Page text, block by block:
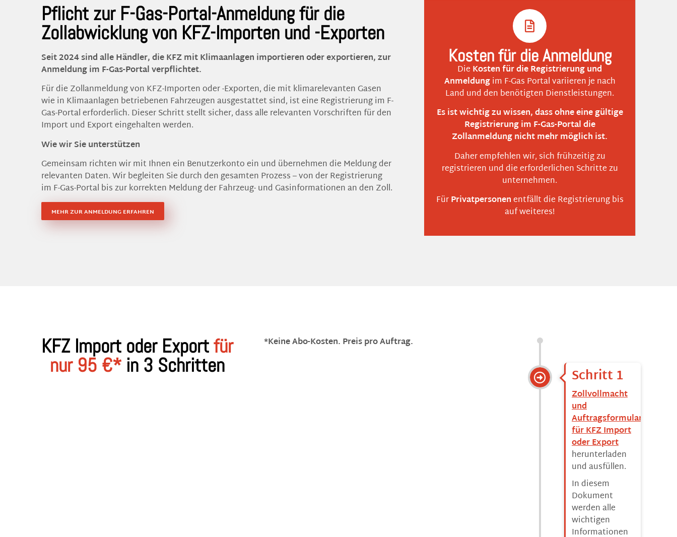
Pflicht zur F-Gas-Portal-Anmeldung für die
Zollabwicklung von KFZ-Importen und -Exporten
Seit 2024 sind alle Händler, die KFZ mit Klimaanlagen importieren oder exportieren, zur
Anmeldung im F-Gas-Portal verpflichtet.
Für die Zollanmeldung von KFZ-Importen oder -Exporten, die mit klimarelevanten Gasen
wie in Klimaanlagen betriebenen Fahrzeugen ausgestattet sind, ist eine Registrierung im F-
Gas-Portal erforderlich. Dieser Schritt stellt sicher, dass alle relevanten Vorschriften für den
Import und Export eingehalten werden.
Wie wir Sie unterstützen
Gemeinsam richten wir mit Ihnen ein Benutzerkonto ein und übernehmen die Meldung der
relevanten Daten. Wir begleiten Sie durch den gesamten Prozess – von der Registrierung
im F-Gas-Portal bis zur korrekten Meldung der Fahrzeug- und Gasinformationen an den Zoll.
MEHR ZUR ANMELDUNG ERFAHREN
Kosten für die Anmeldung
Die Kosten für die Registrierung und
Anmeldungim F-Gas Portal variieren je nach
Land und den benötigten Dienstleistungen.
Es ist wichtig zu wissen, dass ohne eine gültige
Registrierung im F-Gas-Portal die
Zollanmeldung nicht mehr möglich ist.
Daher empfehlen wir, sich frühzeitig zu
registrieren und die erforderlichen Schritte zu
unternehmen.
FürPrivatpersonenentfällt die Registrierung bis
auf weiteres!
KFZ Import oder Exportfür
nur 95 €* in 3 Schritten
*Keine Abo-Kosten. Preis pro Auftrag.
Schritt 1
Zollvollmacht
und
Auftragsformular
für KFZ Import
oder Export
herunterladen
und ausfüllen.
In diesem
Dokument
werden alle
wichtigen
Informationen